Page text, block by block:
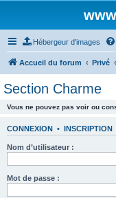
Hébergeur d'images
Accueil du forum Privé
Section Charme
Vous ne pouvez pas voir ou
CONNEXION • INSCRIPTION
Nom d’utilisateur :
Mot de passe :